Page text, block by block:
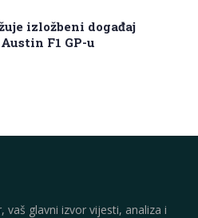
izložbeni događaj
F1 GP-u
glavni izvor vijesti, analiza i